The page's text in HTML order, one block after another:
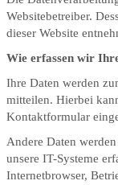
Websitebetreiber.
dieser Website
Wie erfassen wir
Ihre Daten werden
mitteilen. Hierbei
Kontaktformular
Andere Daten
unsere IT-Systeme
Internetbrowser,